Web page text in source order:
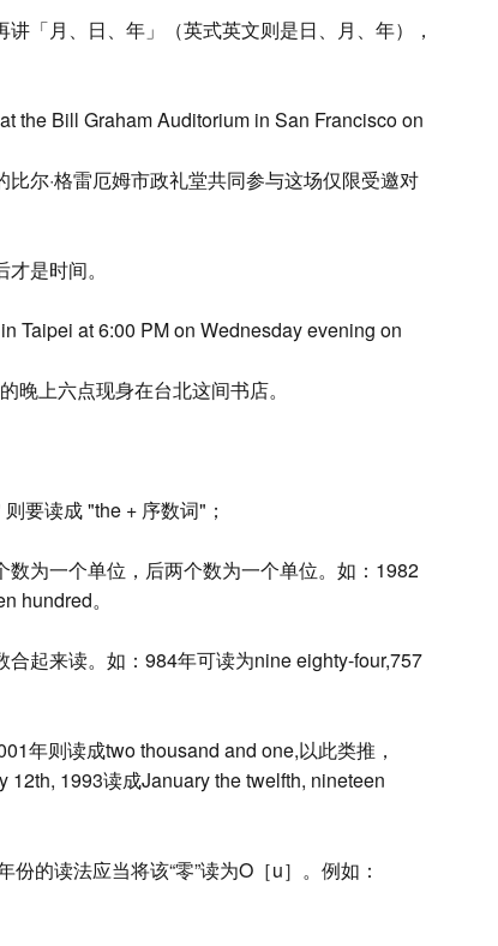
「月、日、年」（英式英文则是日、月、年），
the Bill Graham Auditorium in San Francisco on
尔·格雷厄姆市政礼堂共同参与这场仅限受邀对
是时间。
Taipei at 6:00 PM on Wednesday evening on
晚上六点现身在台北这间书店。
要读成 "the + 序数词"；
为一个单位，后两个数为一个单位。如：1982
hundred。
起来读。如：984年可读为nine eighty-four,757
年则读成two thousand and one,以此类推，
1993读成January the twelfth, nineteen
份的读法应当将该“零”读为O［u］。例如：